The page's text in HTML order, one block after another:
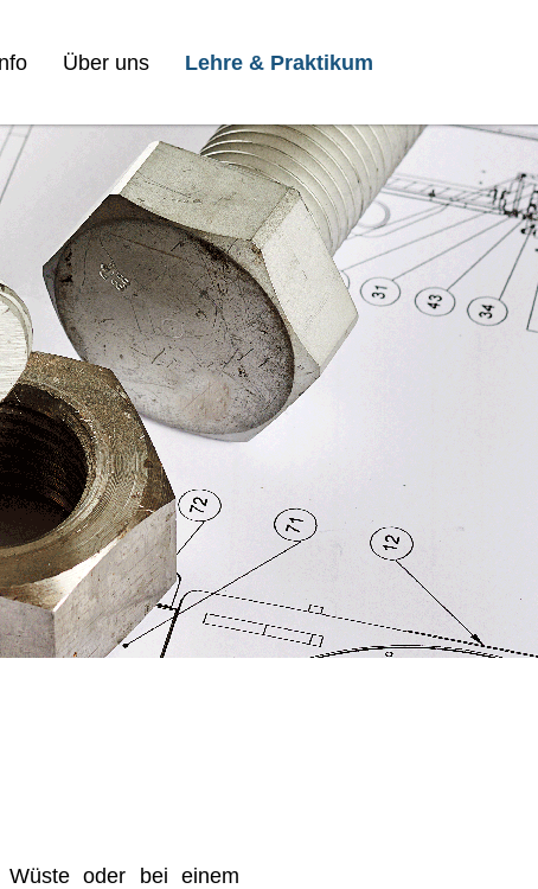
Über uns Lehre & Praktikum
oder bei einem